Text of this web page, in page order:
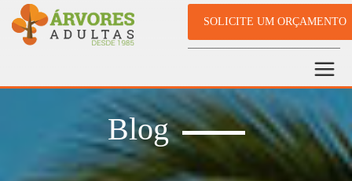
SOLICITE UM ORÇAMENTO
Blog